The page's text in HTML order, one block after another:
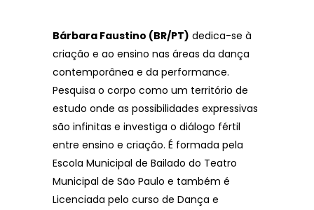
Bárbara Faustino (BR/PT) dedica-se à
criação e ao ensino nas áreas da dança
contemporânea e da performance.
Pesquisa o corpo como um território de
estudo onde as possibilidades expressivas
são infinitas e investiga o diálogo fértil
entre ensino e criação. É formada pela
Escola Municipal de Bailado do Teatro
Municipal de São Paulo e também é
Licenciada pelo curso de Dança e